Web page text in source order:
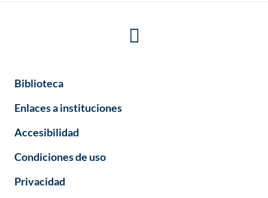
Biblioteca
Enlaces a instituciones
Accesibilidad
Condiciones de uso
Privacidad